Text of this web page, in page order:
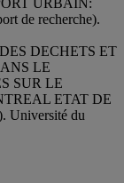
URBAIN:
de recherche).
DECHETS ET
LE
SUR LE
ETAT DE
Université du